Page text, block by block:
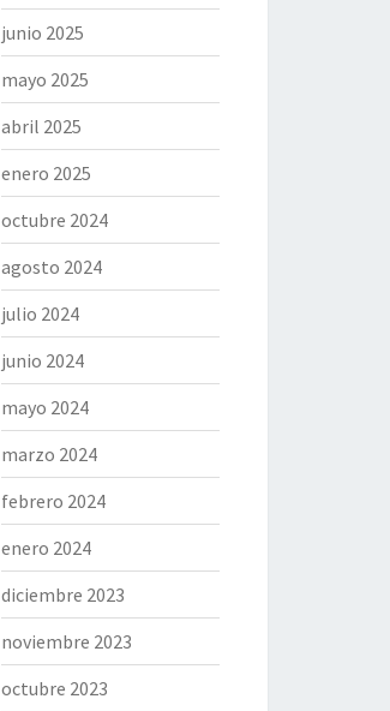
junio 2025
mayo 2025
abril 2025
enero 2025
octubre 2024
agosto 2024
julio 2024
junio 2024
mayo 2024
marzo 2024
febrero 2024
enero 2024
diciembre 2023
noviembre 2023
octubre 2023